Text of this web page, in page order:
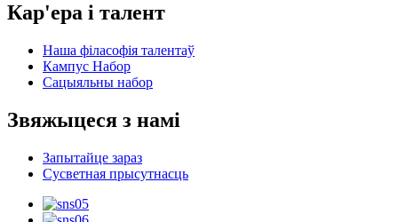
Кар'ера і талент
Наша філасофія талентаў
Кампус Набор
Сацыяльны набор
Звяжыцеся з намі
Запытайце зараз
Сусветная прысутнасць